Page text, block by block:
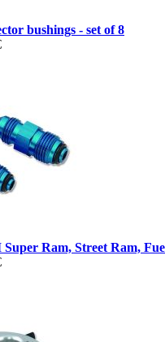
bushings - set of 8
Ram, Street Ram,